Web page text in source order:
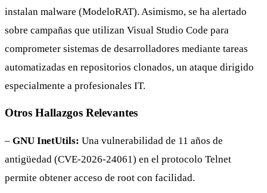
instalan malware (ModeloRAT). Asimismo, se ha alertado
sobre campañas que utilizan Visual Studio Code para
comprometer sistemas de desarrolladores mediante tareas
automatizadas en repositorios clonados, un ataque dirigido
especialmente a profesionales IT.
Otros Hallazgos Relevantes
– GNU InetUtils: Una vulnerabilidad de 11 años de
antigüedad (CVE-2026-24061) en el protocolo Telnet
permite obtener acceso de root con facilidad.